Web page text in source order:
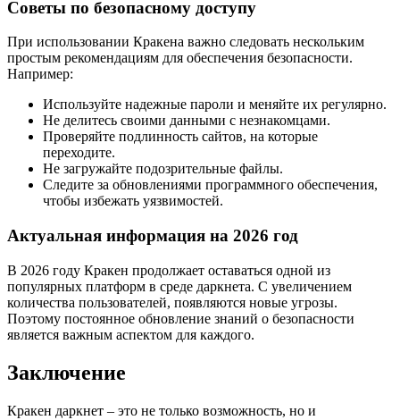
Советы по безопасному доступу
При использовании Кракена важно следовать нескольким
простым рекомендациям для обеспечения безопасности.
Например:
Используйте надежные пароли и меняйте их регулярно.
Не делитесь своими данными с незнакомцами.
Проверяйте подлинность сайтов, на которые
переходите.
Не загружайте подозрительные файлы.
Следите за обновлениями программного обеспечения,
чтобы избежать уязвимостей.
Актуальная информация на 2026 год
В 2026 году Кракен продолжает оставаться одной из
популярных платформ в среде даркнета. С увеличением
количества пользователей, появляются новые угрозы.
Поэтому постоянное обновление знаний о безопасности
является важным аспектом для каждого.
Заключение
Кракен даркнет – это не только возможность, но и